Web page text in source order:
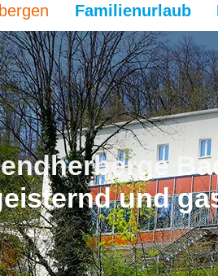
Familienurlaub
und